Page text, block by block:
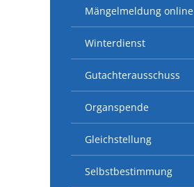
Mängelmeldung online
Winterdienst
Gutachterausschuss
Organspende
Gleichstellung
Selbstbestimmung